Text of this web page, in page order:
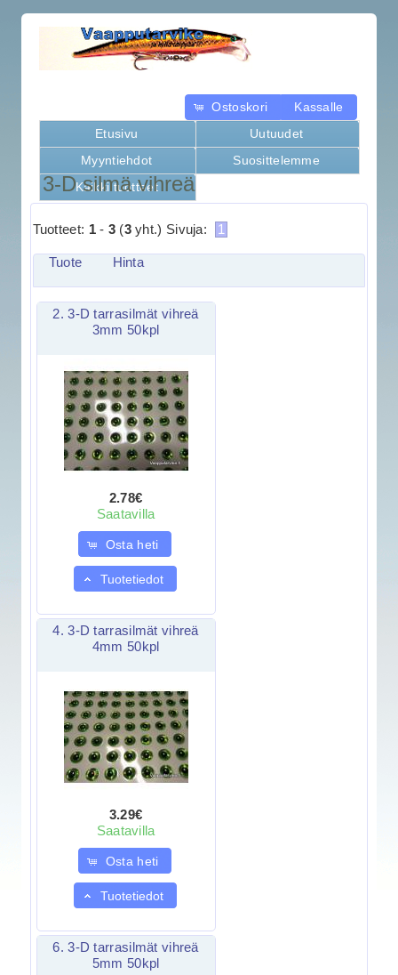
Ostoskori
Kassalle
Etusivu
Uutuudet
Myyntiehdot
Suosittelemme
Kaikki tuotteet
3-D silmä vihreä
Tuotteet: 1- 3 (3yht.) Sivuja: 1
Tuote Hinta
2. 3-D tarrasilmät vihreä
3mm 50kpl
2.78€
Saatavilla
Osta heti
Tuotetiedot
4. 3-D tarrasilmät vihreä
4mm 50kpl
3.29€
Saatavilla
Osta heti
Tuotetiedot
6. 3-D tarrasilmät vihreä
5mm 50kpl